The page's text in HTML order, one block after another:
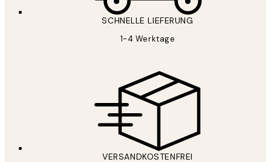
SCHNELLE LIEFERUNG
1-4 Werktage
VERSANDKOSTENFREI